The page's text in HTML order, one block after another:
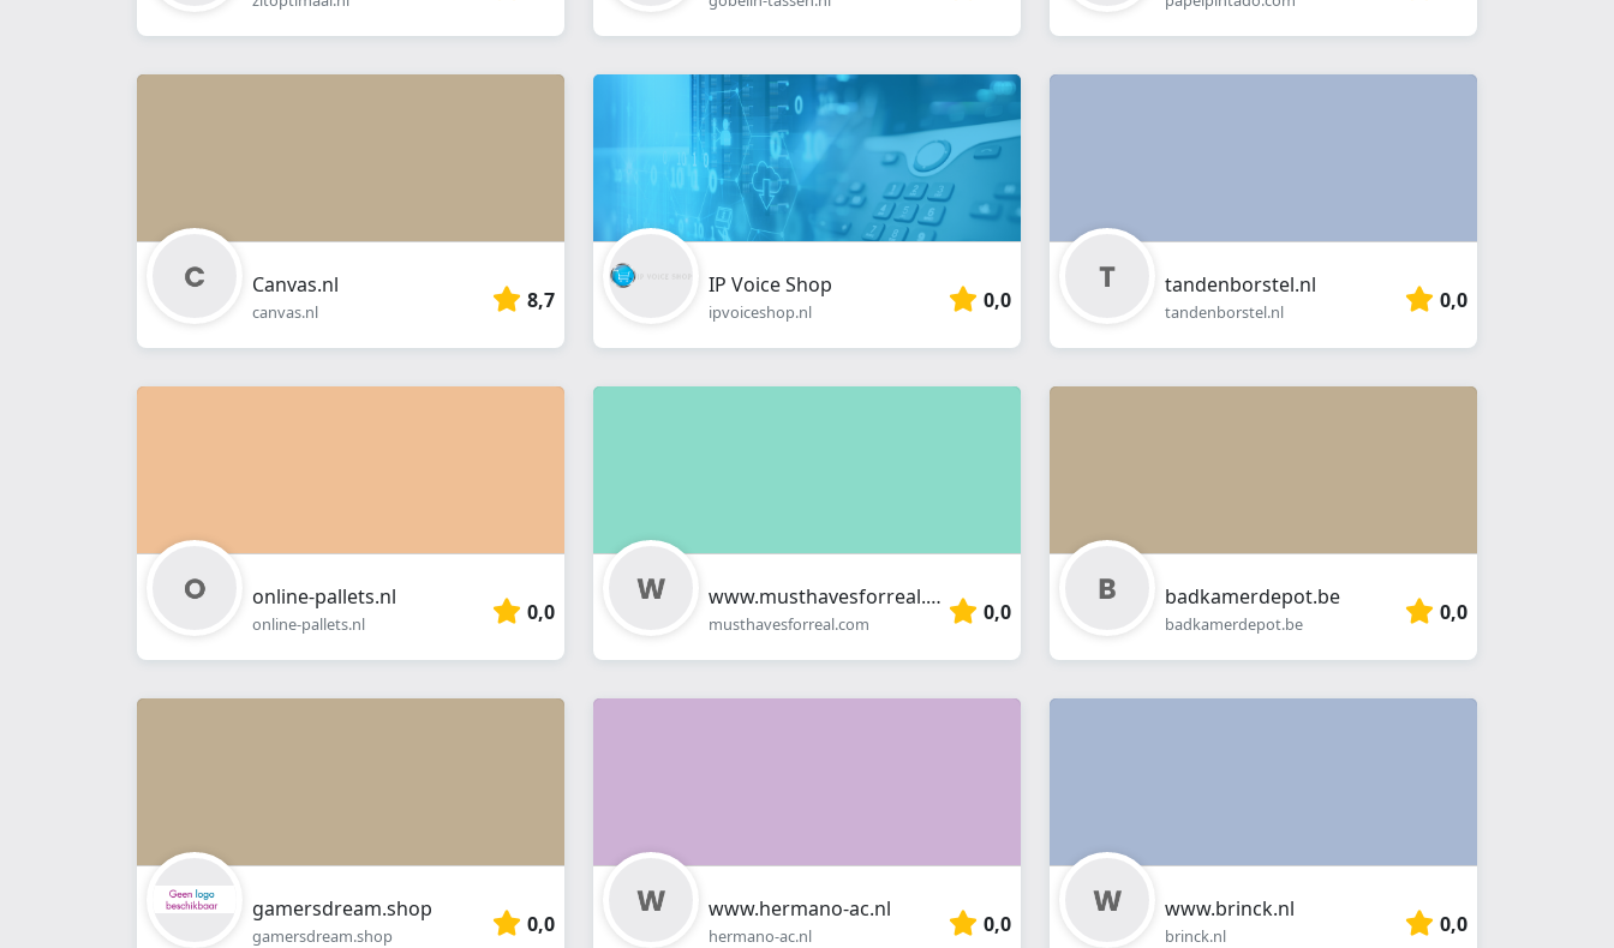
Canvas.nl
canvas.nl 8,7
IP Voice Shop
ipvoiceshop.nl 0,0
tandenborstel.nl
tandenborstel.nl 0,0
online-pallets.nl
online-pallets.nl 0,0
www.musthavesforreal.com
musthavesforreal.com 0,0
badkamerdepot.be
badkamerdepot.be 0,0
gamersdream.shop
gamersdream.shop 0,0
www.hermano-ac.nl
hermano-ac.nl 0,0
www.brinck.nl
brinck.nl 0,0